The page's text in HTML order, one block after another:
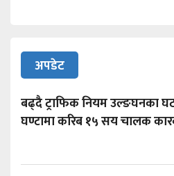
अपडेट
बढ्दै ट्राफिक नियम उल्ङघनका
घण्टामा करिब १५ सय चालक